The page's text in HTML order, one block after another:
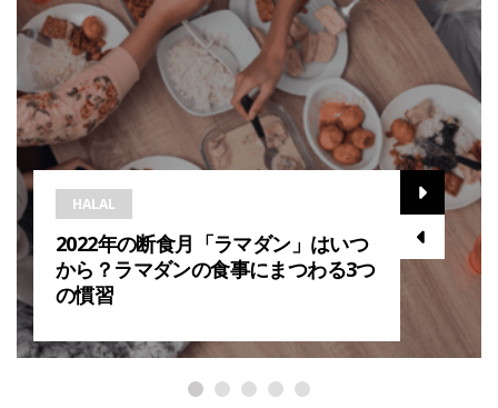
HALAL
2022年の断食月「ラマダン」はいつ
から？ラマダンの食事にまつわる3つ
の慣習